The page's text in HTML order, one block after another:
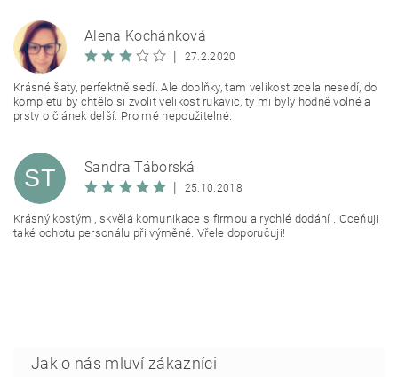
AK
Alena Kochánková
27.2.2020
Krásné šaty, perfektně sedí. Ale doplňky, tam velikost zcela nesedí, do
kompletu by chtělo si zvolit velikost rukavic, ty mi byly hodně volné a
prsty o článek delší. Pro mě nepoužitelné.
ST
Sandra Táborská
25.10.2018
Krásný kostým , skvělá komunikace s firmou a rychlé dodání . Oceňuji
také ochotu personálu při výměně. Vřele doporučuji!